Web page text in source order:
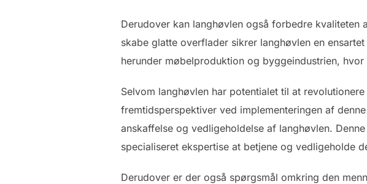
Derudover kan langhøvlen også forbedre
skabe glatte overflader sikrer langhøvlen en
herunder møbelproduktion og byggeindustrien,
Selvom langhøvlen har potentialet til at
fremtidsperspektiver ved implementeringen af
anskaffelse og vedligeholdelse af langhøvlen.
specialiseret ekspertise at betjene og vedligeholde
Derudover er der også spørgsmål omkring den